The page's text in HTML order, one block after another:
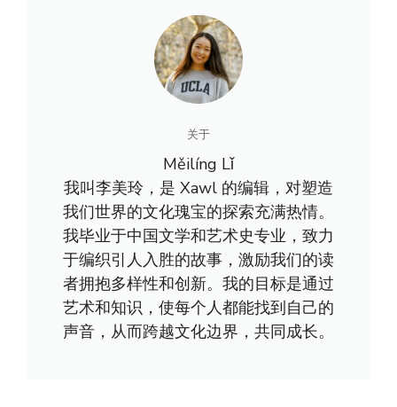
关于
Měilíng Lǐ
我叫李美玲，是 Xawl 的编辑，对塑造
我们世界的文化瑰宝的探索充满热情。
我毕业于中国文学和艺术史专业，致力
于编织引人入胜的故事，激励我们的读
者拥抱多样性和创新。我的目标是通过
艺术和知识，使每个人都能找到自己的
声音，从而跨越文化边界，共同成长。